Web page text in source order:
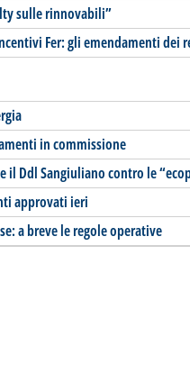
sulle rinnovabili”
Fer: gli emendamenti dei
in commissione
il Ddl Sangiuliano contro le
approvati ieri
a breve le regole operative